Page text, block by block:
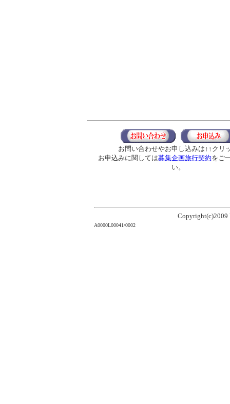
お問い合わせやお申し込みは↑↑クリ
お申込みに関しては募集企画旅行契約をご
い。
Copyright(c)2009
A0000L00041/0002